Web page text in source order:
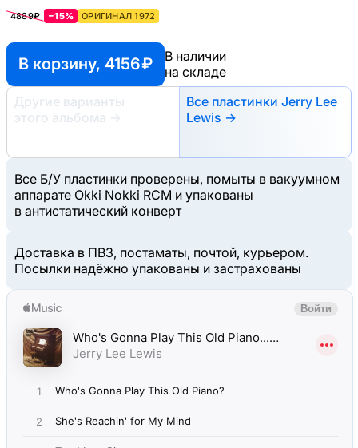
4889₽ −15% ОРИГИНАЛ 1972
В корзину, 4156 ₽
В наличии
на складе
Другие варианты
этого альбома
→
Все пластинки Jerry Lee
Lewis →
Все Б/У пластинки проверены, помыты в вакуумном
аппарате Okki Nokki RCM и упакованы
в антистатический конверт
Доставка в ПВЗ, постаматы, почтой, курьером.
Посылки надёжно упакованы и застрахованы